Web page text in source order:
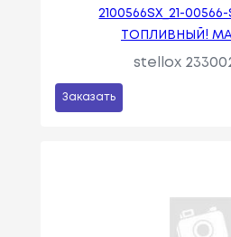
2100566SX_21-
ТОПЛИВНЫЙ!
stellox
Заказать